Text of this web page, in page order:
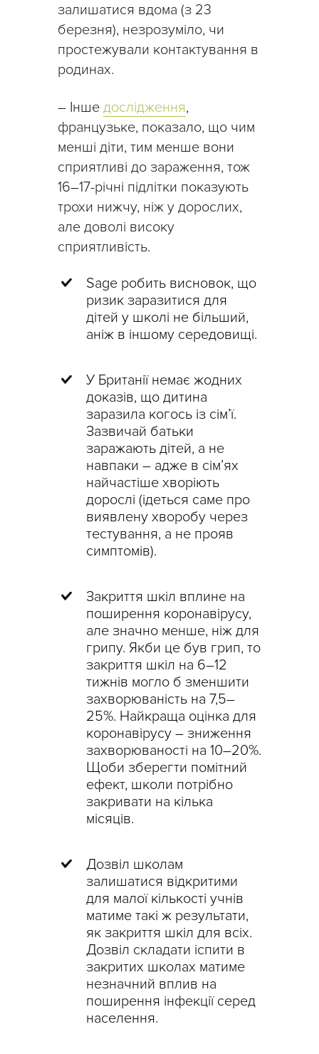
залишатися вдома (з 23
березня), незрозуміло, чи
простежували контактування в
родинах.
– Інше дослідження,
французьке, показало, що чим
менші діти, тим менше вони
сприятливі до зараження, тож
16–17-річні підлітки показують
трохи нижчу, ніж у дорослих,
але доволі високу
сприятливість.
Sage робить висновок, що
ризик заразитися для
дітей у школі не більший,
аніж в іншому середовищі.
У Британії немає жодних
доказів, що дитина
заразила когось із сім’ї.
Зазвичай батьки
заражають дітей, а не
навпаки – адже в сім’ях
найчастіше хворіють
дорослі (ідеться саме про
виявлену хворобу через
тестування, а не прояв
симптомів).
Закриття шкіл вплине на
поширення коронавірусу,
але значно менше, ніж для
грипу. Якби це був грип, то
закриття шкіл на 6–12
тижнів могло б зменшити
захворюваність на 7,5–
25%. Найкраща оцінка для
коронавірусу – зниження
захворюваності на 10–20%.
Щоби зберегти помітний
ефект, школи потрібно
закривати на кілька
місяців.
Дозвіл школам
залишатися відкритими
для малої кількості учнів
матиме такі ж результати,
як закриття шкіл для всіх.
Дозвіл складати іспити в
закритих школах матиме
незначний вплив на
поширення інфекції серед
населення.